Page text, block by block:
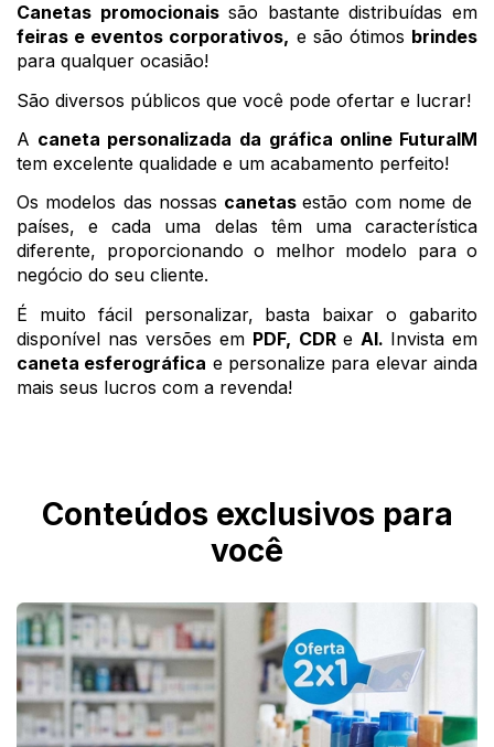
Canetas promocionais
feiras e eventos corporativos, e são ótimos brindes
para qualquer ocasião!
São diversos públicos que você pode ofertar e lucrar!
A caneta personalizada da gráfica online FuturaIM
tem excelente qualidade e um acabamento perfeito!
Os modelos das nossas canetas estão com nome de
países, e cada uma delas têm uma característica
diferente, proporcionando o melhor modelo para o
negócio do seu cliente.
É muito fácil personalizar, basta baixar o gabarito
disponível nas versões em PDF, CDR e Al. Invista em
caneta esferográfica e personalize para elevar ainda
mais seus lucros com a revenda!
Conteúdos exclusivos para
você